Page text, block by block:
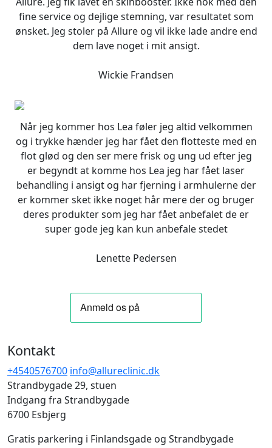
fine service og dejlige stemning, var resultatet som
ønsket. Jeg stoler på Allure og vil ikke lade andre end
dem lave noget i mit ansigt.
Wickie Frandsen
Når jeg kommer hos Lea føler jeg altid velkommen
og i trykke hænder jeg har fået den flotteste med en
flot glød og den ser mere frisk og ung ud efter jeg
er begyndt at komme hos Lea jeg har fået laser
behandling i ansigt og har fjerning i armhulerne der
er kommer sket ikke noget hår mere der og bruger
deres produkter som jeg har fået anbefalet de er
super gode jeg kan kun anbefale stedet
Lenette Pedersen
Kontakt
+4540576700 info@allureclinic.dk
Strandbygade 29, stuen
Indgang fra Strandbygade
6700 Esbjerg
Gratis parkering i Finlandsgade og Strandbygade